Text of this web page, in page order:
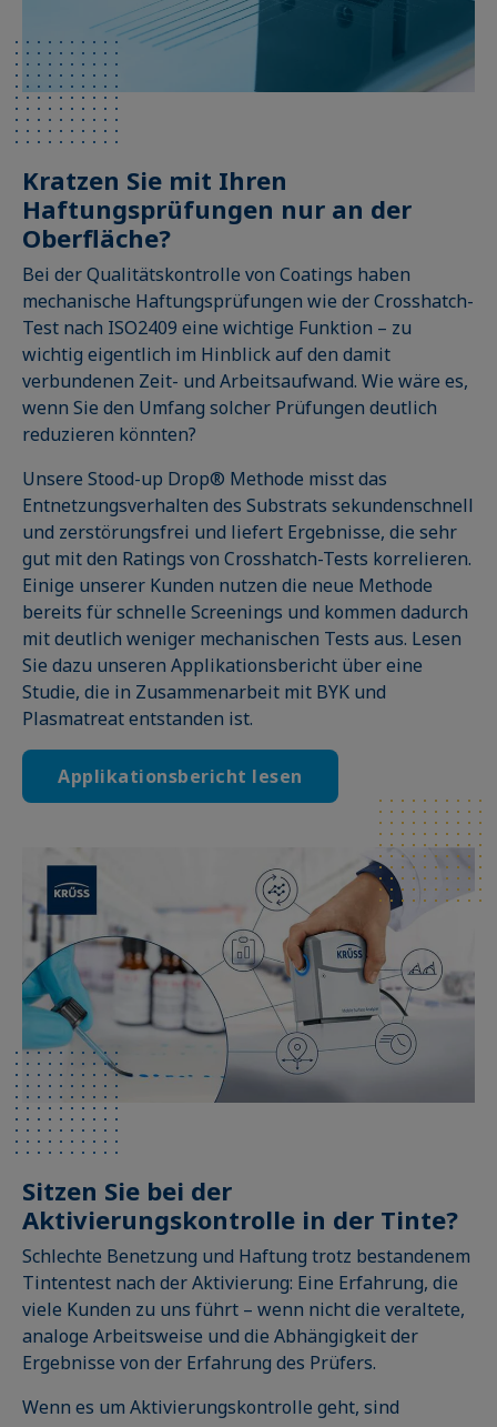
Kratzen Sie mit Ihren
Haftungsprüfungen nur an der
Oberfläche?
Bei der Qualitätskontrolle von Coatings haben
mechanische Haftungsprüfungen wie der Crosshatch-
Test nach ISO2409 eine wichtige Funktion – zu
wichtig eigentlich im Hinblick auf den damit
verbundenen Zeit- und Arbeitsaufwand. Wie wäre es,
wenn Sie den Umfang solcher Prüfungen deutlich
reduzieren könnten?
Unsere Stood-up Drop® Methode misst das
Entnetzungsverhalten des Substrats sekundenschnell
und zerstörungsfrei und liefert Ergebnisse, die sehr
gut mit den Ratings von Crosshatch-Tests korrelieren.
Einige unserer Kunden nutzen die neue Methode
bereits für schnelle Screenings und kommen dadurch
mit deutlich weniger mechanischen Tests aus. Lesen
Sie dazu unseren Applikationsbericht über eine
Studie, die in Zusammenarbeit mit BYK und
Plasmatreat entstanden ist.
Applikationsbericht lesen
Sitzen Sie bei der
Aktivierungskontrolle in der Tinte?
Schlechte Benetzung und Haftung trotz bestandenem
Tintentest nach der Aktivierung: Eine Erfahrung, die
viele Kunden zu uns führt – wenn nicht die veraltete,
analoge Arbeitsweise und die Abhängigkeit der
Ergebnisse von der Erfahrung des Prüfers.
Wenn es um Aktivierungskontrolle geht, sind